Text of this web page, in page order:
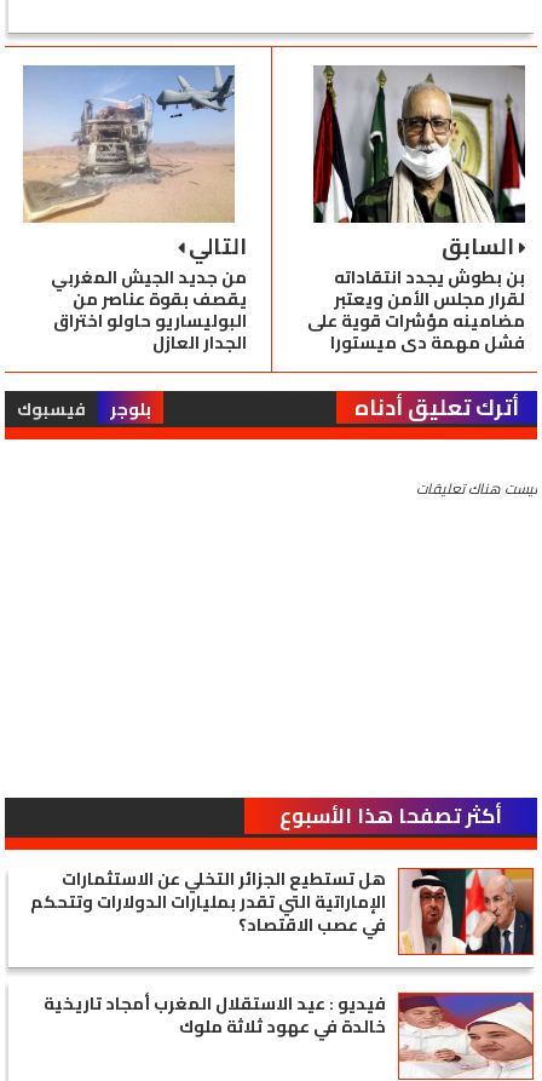
التالي
من جديد الجيش المغربي
يقصف بقوة عناصر من
البوليساريو حاولو اختراق
الجدار العازل
السابق
بن بطوش يجدد انتقاداته
لقرار مجلس الأمن ويعتبر
مضامينه مؤشرات قوية على
فشل مهمة دي ميستورا
أترك تعليق أدناه بلوجر فيسبوك
ليست هناك تعليقات
أكثر تصفحا هذا الأسبوع
هل تستطيع الجزائر التخلي عن الاستثمارات
الإماراتية التي تقدر بمليارات الدولارات وتتحكم
في عصب الاقتصاد؟
فيديو : عيد الاستقلال المغرب أمجاد تاريخية
خالدة في عهود ثلاثة ملوك